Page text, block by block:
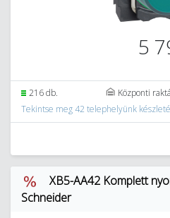
5
216 db. Központi
Tekintse meg 42 telephelyünk
XB5-AA42 Komplett
Schneider